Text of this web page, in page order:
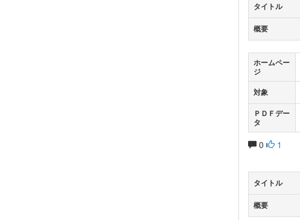
タイトル
概要
ホームペー
ジ
対象
ＰＤＦデー
タ
0 1
タイトル
概要